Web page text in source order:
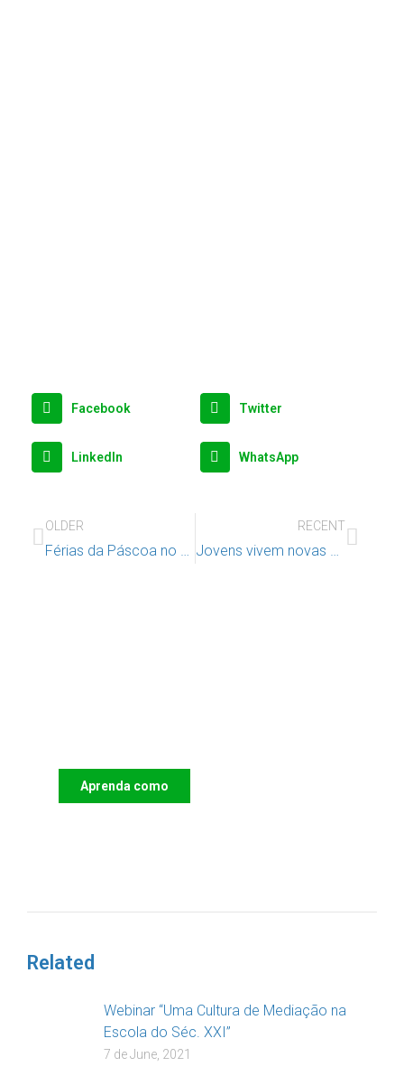
Facebook Twitter
LinkedIn WhatsApp
OLDER RECENT
Aprenda como
Related
Webinar “Uma Cultura de Mediação na
Escola do Séc. XXI”
7 de June, 2021